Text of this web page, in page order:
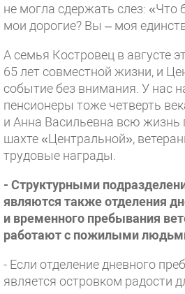
не могла сдержать слез: «Что
мои дорогие? Вы – моя
А семья Костровец в августе
65 лет совместной жизни, и
событие без внимания. У нас
пенсионеры тоже четверть
и Анна Васильевна всю жизнь
шахте «Центральной»,
трудовые награды.
- Структурными
являются также отделения
и временного пребывания
работают с пожилыми
- Если отделение дневного
является островком радости